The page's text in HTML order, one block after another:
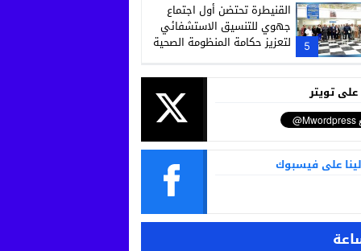
5
القنيطرة تحتضن أول اجتماع
جهوي للتنسيق الاستشفائي
لتعزيز حكامة المنظومة الصحية
على تويتر
على فيسبوك